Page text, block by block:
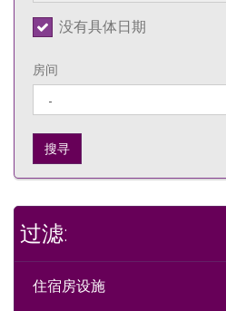
没有具体日期
房间
搜寻
过滤:
住宿房设施